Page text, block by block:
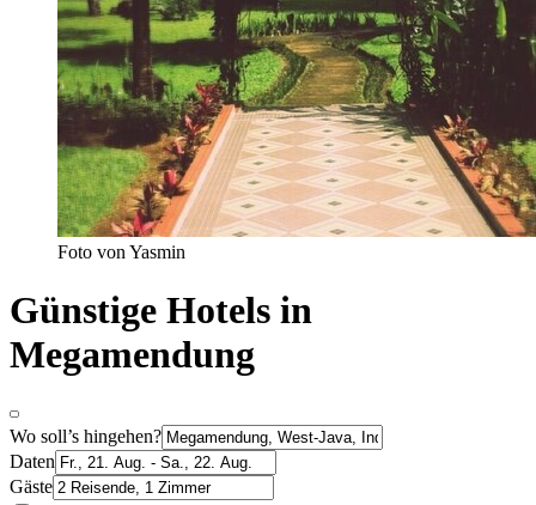
Foto von Yasmin
Günstige Hotels in
Megamendung
Wo soll’s hingehen?
Daten
Gäste